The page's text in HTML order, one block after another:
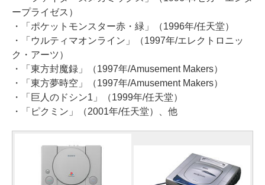
ープライゼス）
・「ポケットモンスター赤・緑」（1996年/任天堂）
・「ウルティマオンライン」（1997年/エレクトロニッ
ク・アーツ）
・「東方封魔録」（1997年/Amusement Makers）
・「東方夢時空」（1997年/Amusement Makers）
・「巨人のドシン1」（1999年/任天堂）
・「ピクミン」（2001年/任天堂）、他